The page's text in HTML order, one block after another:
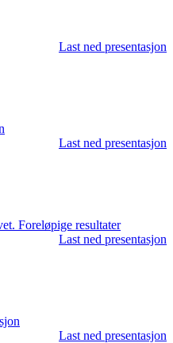
Last ned presentasjon
Last ned presentasjon
Foreløpige resultater
Last ned presentasjon
Last ned presentasjon